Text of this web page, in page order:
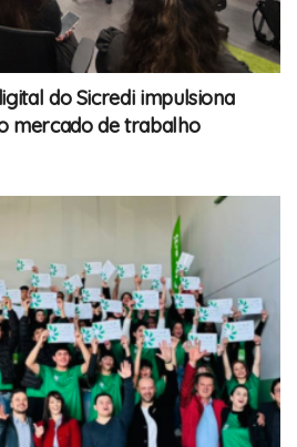
do Sicredi impulsiona
mercado de trabalho